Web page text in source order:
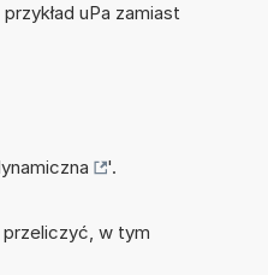
uPa zamiast
'.
w tym